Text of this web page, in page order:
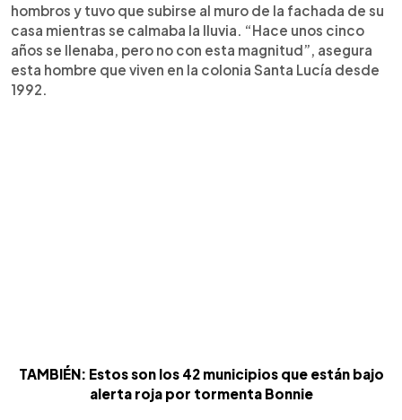
hombros y tuvo que subirse al muro de la fachada de su
casa mientras se calmaba la lluvia. “Hace unos cinco
años se llenaba, pero no con esta magnitud”, asegura
esta hombre que viven en la colonia Santa Lucía desde
1992.
TAMBIÉN: Estos son los 42 municipios que están bajo
alerta roja por tormenta Bonnie